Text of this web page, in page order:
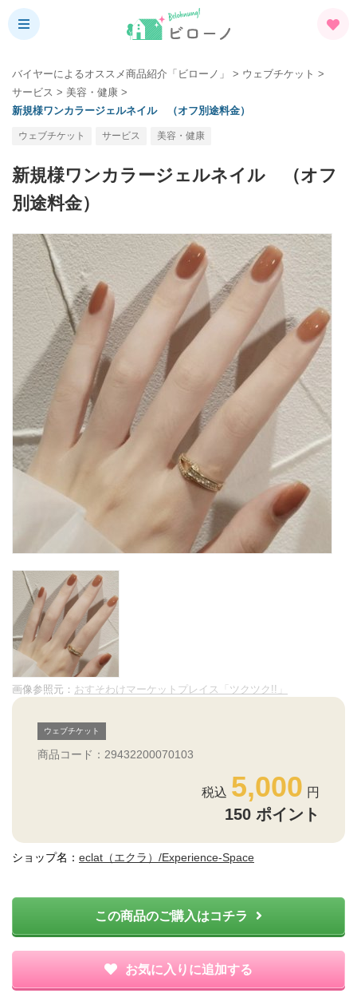
バイヤーによるオススメ商品紹介「ビローノ」 > ウェブチケット >
サービス > 美容・健康 >
新規様ワンカラージェルネイル （オフ別途料金）
ウェブチケット サービス 美容・健康
新規様ワンカラージェルネイル （オフ
別途料金）
画像参照元： おすそわけマーケットプレイス「ツクツク!!」
ウェブチケット
商品コード：29432200070103
5,000
150 ポイント
ショップ名： eclat（エクラ）/Experience-Space
この商品のご購入はコチラ
お気に入りに追加する